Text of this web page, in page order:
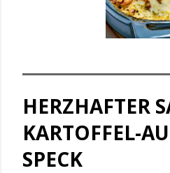
HERZHAFTER
KARTOFFEL-
SPECK